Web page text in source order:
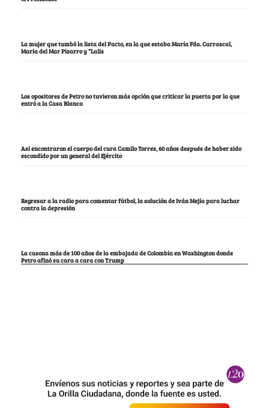
La mujer que tumbó la lista del Pacto, en la que estaba María Fda. Carrascal,
María del Mar Pizarro y “Lalis
Los opositores de Petro no tuvieron más opción que criticar la puerta por la que
entró a la Casa Blanca
Así encontraron el cuerpo del cura Camilo Torres, 60 años después de haber sido
escondido por un general del Ejército
Regresar a la radio para comentar fútbol, la solución de Iván Mejía para luchar
contra la depresión
La casona más de 100 años de la embajada de Colombia en Washington donde
Petro afinó su cara a cara con Trump